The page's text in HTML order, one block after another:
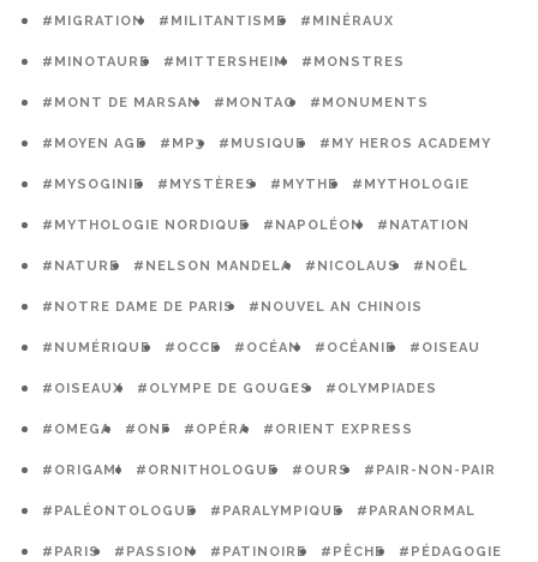
#MIGRATION #MILITANTISME #MINÉRAUX
#MINOTAURE #MITTERSHEIM #MONSTRES
#MONT DE MARSAN #MONTAG #MONUMENTS
#MOYEN AGE #MP3 #MUSIQUE #MY HEROS ACADEMY
#MYSOGINIE #MYSTÈRES #MYTHE #MYTHOLOGIE
#MYTHOLOGIE NORDIQUE #NAPOLÉON #NATATION
#NATURE #NELSON MANDELA #NICOLAUS #NOËL
#NOTRE DAME DE PARIS #NOUVEL AN CHINOIS
#NUMÉRIQUE #OCCE #OCÉAN #OCÉANIE #OISEAU
#OISEAUX #OLYMPE DE GOUGES #OLYMPIADES
#OMEGA #ONF #OPÉRA #ORIENT EXPRESS
#ORIGAMI #ORNITHOLOGUE #OURS #PAIR-NON-PAIR
#PALÉONTOLOGUE #PARALYMPIQUE #PARANORMAL
#PARIS #PASSION #PATINOIRE #PÊCHE #PÉDAGOGIE